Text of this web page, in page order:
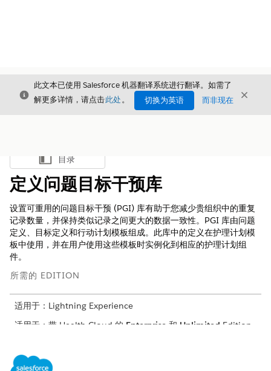
关闭
此文本已使用 Salesforce 机器翻译系统进行翻译。如需了
解更多详情，请点击此处。 切换为英语 而非现在 关闭
显示目录
目录
定义问题目标干预库
设置可重用的问题目标干预 (PGI) 库有助于您减少贵组织中的重复
记录数量，并保持类似记录之间更大的数据一致性。PGI 库由问题
定义、目标定义和行动计划模板组成。此库中的定义在护理计划模
板中使用，并在用户使用这些模板时实例化到相应的护理计划组
件。
所需的 EDITION
适用于：Lightning Experience
适用于：带 Health Cloud 的 Enterprise 和 Unlimited Edition